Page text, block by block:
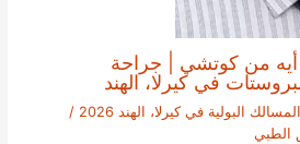
أيه من كوتشي | جراحة
في كيرلا، الهند
البولية في كيرلا، الهند 2026
/
الطبي